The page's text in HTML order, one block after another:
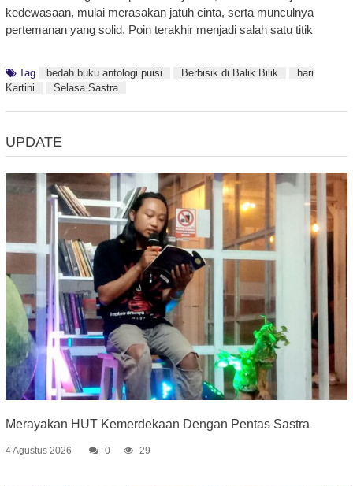
kedewasaan, mulai merasakan jatuh cinta, serta munculnya
pertemanan yang solid. Poin terakhir menjadi salah satu titik
Tag bedah buku antologi puisi Berbisik di Balik Bilik
hari
Kartini
Selasa Sastra
UPDATE
Merayakan HUT Kemerdekaan Dengan Pentas Sastra
4 Agustus 2026 0 29